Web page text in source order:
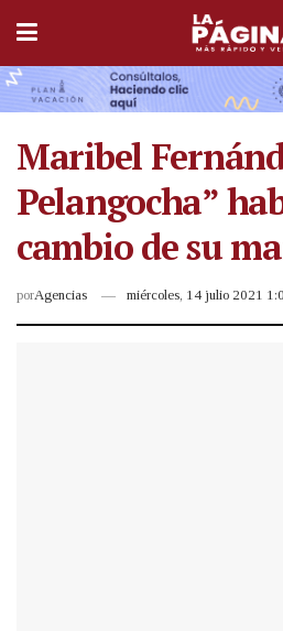
Maribel
Pelangocha”
cambio de su
porAgencias miércoles, 14 julio 2021